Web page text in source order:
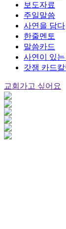
보도자료
주일말씀
사연을 담다
한줄멘토
말씀카드
사연이 있
갓잼 카드칼
교회가고 싶어요